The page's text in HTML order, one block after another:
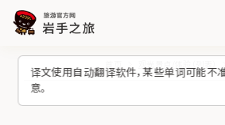
译文使用自动翻译软件，某些单词可能不
意。